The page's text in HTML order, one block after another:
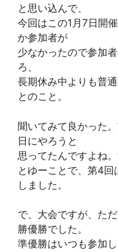
と思い込んで、
今回はこの1月7日開
か参加者が
少なかったので参加
ろ、
長期休み中よりも普
とのこと。
聞いてみて良かった
日にやろうと
思ってたんですよね
とゆーことで、第4
しました。
で、大会ですが、た
勝優勝でした。
準優勝はいつも参加